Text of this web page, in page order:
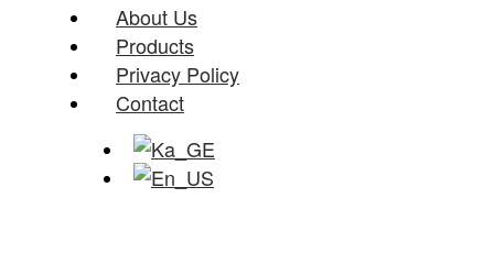
About Us
Products
Privacy Policy
Contact